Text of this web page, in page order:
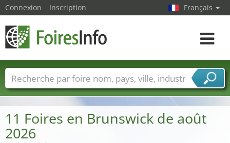
11 Foires en Brunswick de août
2026
Connexion Inscription Français
Toggle
Foire noms Pays Villes
Secteurs de foire
Secteurs du fournisseur de services